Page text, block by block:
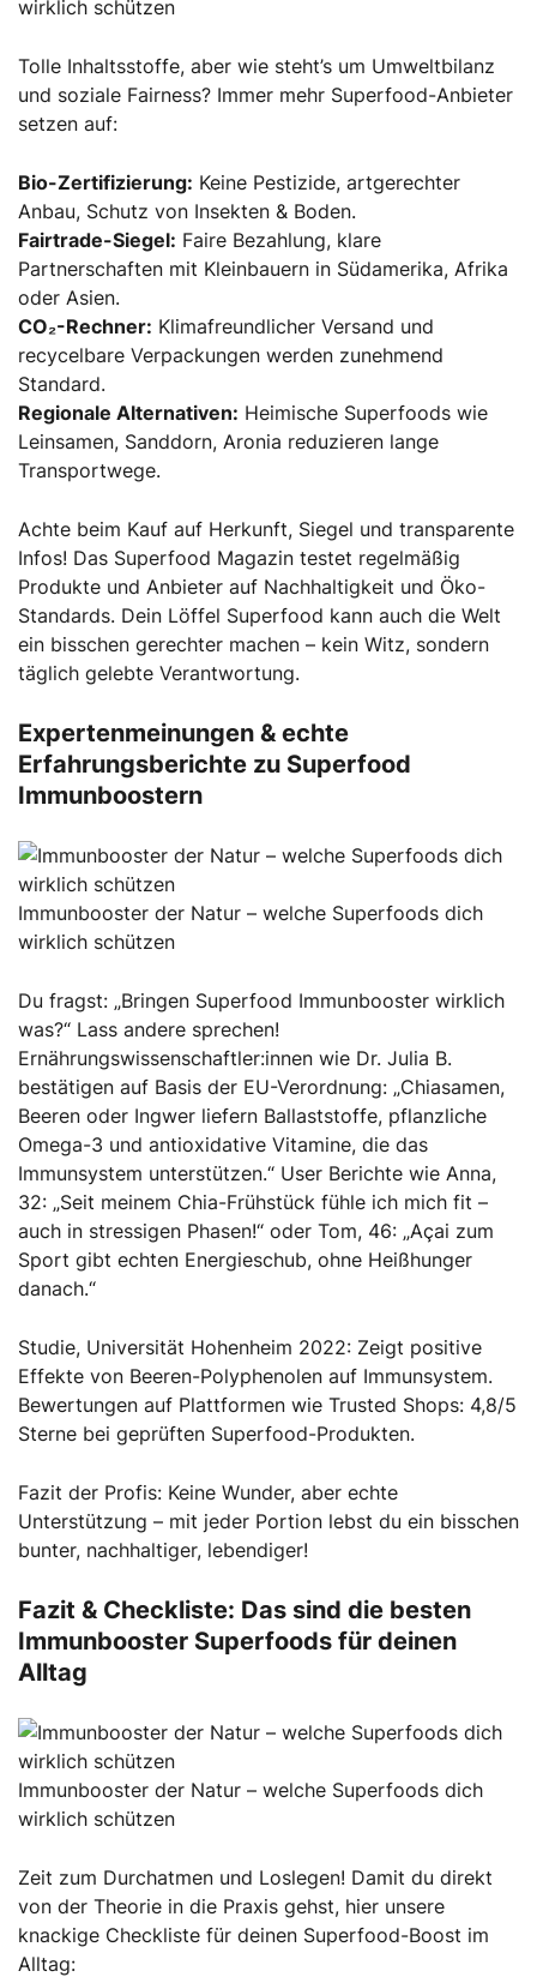
wirklich schützen
Tolle Inhaltsstoffe, aber wie steht’s um Umweltbilanz
und soziale Fairness? Immer mehr Superfood-Anbieter
setzen auf:
Bio-Zertifizierung: Keine Pestizide, artgerechter
Anbau, Schutz von Insekten & Boden.
Fairtrade-Siegel: Faire Bezahlung, klare
Partnerschaften mit Kleinbauern in Südamerika, Afrika
oder Asien.
CO₂-Rechner: Klimafreundlicher Versand und
recycelbare Verpackungen werden zunehmend
Standard.
Regionale Alternativen: Heimische Superfoods wie
Leinsamen, Sanddorn, Aronia reduzieren lange
Transportwege.
Achte beim Kauf auf Herkunft, Siegel und transparente
Infos! Das Superfood Magazin testet regelmäßig
Produkte und Anbieter auf Nachhaltigkeit und Öko-
Standards. Dein Löffel Superfood kann auch die Welt
ein bisschen gerechter machen – kein Witz, sondern
täglich gelebte Verantwortung.
Expertenmeinungen & echte
Erfahrungsberichte zu Superfood
Immunboostern
Immunbooster der Natur – welche Superfoods dich
wirklich schützen
Du fragst: „Bringen Superfood Immunbooster wirklich
was?“ Lass andere sprechen!
Ernährungswissenschaftler:innen wie Dr. Julia B.
bestätigen auf Basis der EU-Verordnung: „Chiasamen,
Beeren oder Ingwer liefern Ballaststoffe, pflanzliche
Omega-3 und antioxidative Vitamine, die das
Immunsystem unterstützen.“ User Berichte wie Anna,
32: „Seit meinem Chia-Frühstück fühle ich mich fit –
auch in stressigen Phasen!“ oder Tom, 46: „Açai zum
Sport gibt echten Energieschub, ohne Heißhunger
danach.“
Studie, Universität Hohenheim 2022: Zeigt positive
Effekte von Beeren-Polyphenolen auf Immunsystem.
Bewertungen auf Plattformen wie Trusted Shops: 4,8/5
Sterne bei geprüften Superfood-Produkten.
Fazit der Profis: Keine Wunder, aber echte
Unterstützung – mit jeder Portion lebst du ein bisschen
bunter, nachhaltiger, lebendiger!
Fazit & Checkliste: Das sind die besten
Immunbooster Superfoods für deinen
Alltag
Immunbooster der Natur – welche Superfoods dich
wirklich schützen
Zeit zum Durchatmen und Loslegen! Damit du direkt
von der Theorie in die Praxis gehst, hier unsere
knackige Checkliste für deinen Superfood-Boost im
Alltag: